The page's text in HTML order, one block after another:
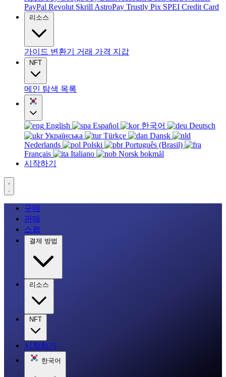
PayPal Revolut Skrill AstroPay Trustly Pix SPEI Credit Card
리소스
가이드 변환기 거래 가격 지갑
NFT
메인 탐색 목록
English Español 한국어
Deutsch
Українська
Türkçe
Dansk
Nederlands
Polski
Português (Brasil)
Français
Italiano
Norsk bokmål
시작하기
구매
판매
스왑
결제 방법
리소스
NFT
시작하기
한국어